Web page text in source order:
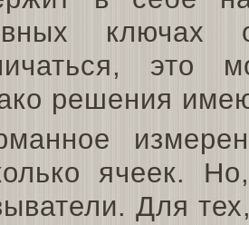
ключах
это
решения
ячеек.
Для